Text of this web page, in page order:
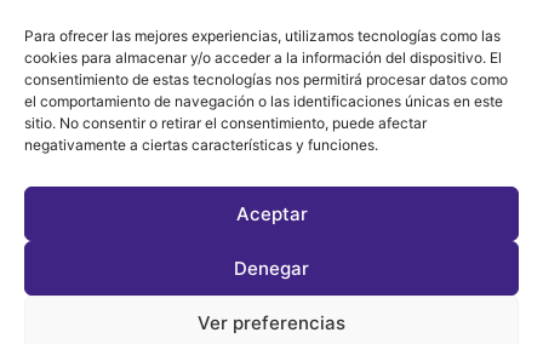
Para ofrecer las mejores experiencias, utilizamos tecnologías como las
cookies para almacenar y/o acceder a la información del dispositivo. El
consentimiento de estas tecnologías nos permitirá procesar datos como
el comportamiento de navegación o las identificaciones únicas en este
sitio. No consentir o retirar el consentimiento, puede afectar
negativamente a ciertas características y funciones.
Aceptar
Denegar
Ver preferencias
Política de
Privacidad y